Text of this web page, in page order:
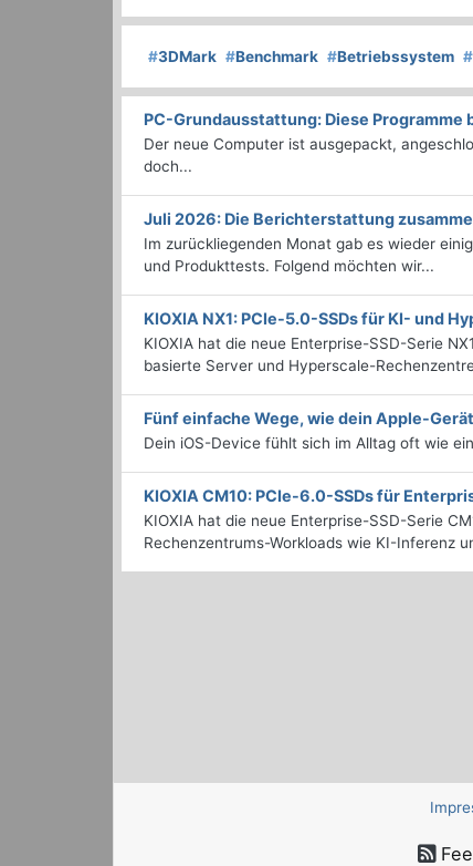
#3DMark #Benchmark #Betriebssystem #
PC-Grundausstattung: Diese Programme
Der neue Computer ist ausgepackt,
doch...
Juli 2026: Die Bericht­erstattung
Im zurückliegenden Monat gab es wieder
und Produkttests. Folgend möchten wir...
KIOXIA NX1: PCIe-5.0-SSDs für KI- und
KIOXIA hat die neue Enterprise-SSD-Serie
basierte Server und Hyperscale-
Fünf einfache Wege, wie dein Apple-
Dein iOS-Device fühlt sich im Alltag oft wie
KIOXIA CM10: PCIe-6.0-SSDs für
KIOXIA hat die neue Enterprise-SSD-Serie
Rechenzentrums-Workloads wie KI-Inferenz